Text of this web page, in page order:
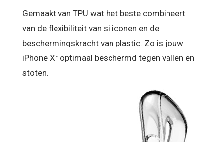
Gemaakt van TPU wat het beste combineert
van de flexibiliteit van siliconen en de
beschermingskracht van plastic. Zo is jouw
iPhone Xr optimaal beschermd tegen vallen en
stoten.